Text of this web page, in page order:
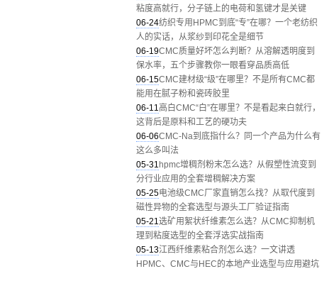
粘度高就行，分子链上的电荷和氢键才是关键
06-24纺织专用HPMC到底“专”在哪？一个老纺织
人的实话，从浆纱到印花全是细节
06-19CMC质量好坏怎么判断？从溶解透明度到
保水率，五个步骤教你一眼看穿品质高低
06-15CMC建材级“级”在哪里？不是所有CMC都
能用在腻子粉和瓷砖胶里
06-11高白CMC“白”在哪里？不是看起来白就行，
这背后是原料和工艺的硬功夫
06-06CMC-Na到底指什么？同一个产品为什么有
这么多叫法
05-31 hpmc增稠剂粉末怎么选？从假塑性流变到
分行业应用的全套增稠解决方案
05-25电池级CMC厂家直销怎么找？从取代度到
磁性异物的全套选型与源头工厂验证指南
05-21选矿用絮状纤维素怎么选？从CMC抑制机
理到粘度选型的全套浮选实战指南
05-13江西纤维素粘合剂怎么选？一文讲透
HPMC、CMC与HEC的本地产业选型与应用避坑